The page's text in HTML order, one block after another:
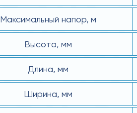
Максимальный напор, м
Высота, мм
Длина, мм
Ширина, мм